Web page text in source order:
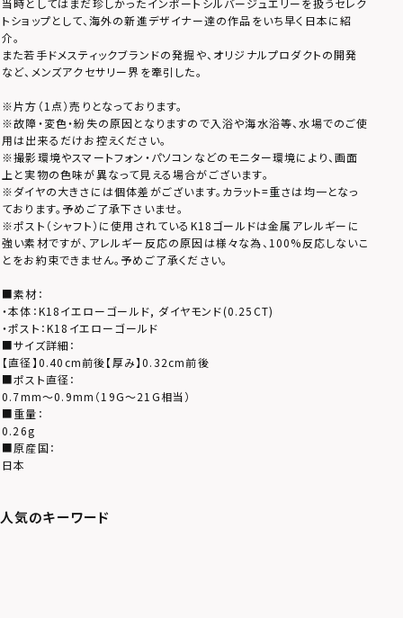
トショップとして、海外の新進デザイナー達の作品をいち早く日本に紹
介。
また若手ドメスティックブランドの発掘や、オリジナルプロダクトの開発
など、メンズアクセサリー界を牽引した。
※片方（1点）売りとなっております。
※故障・変色・紛失の原因となりますので入浴や海水浴等、水場でのご使
用は出来るだけお控えください。
※撮影環境やスマートフォン・パソコンなどのモニター環境により、画面
上と実物の色味が異なって見える場合がございます。
※ダイヤの大きさには個体差がございます。カラット=重さは均一となっ
ております。予めご了承下さいませ。
※ポスト（シャフト）に使用されているK18ゴールドは金属アレルギーに
強い素材ですが、アレルギー反応の原因は様々な為、100%反応しないこ
とをお約束できません。予めご了承ください。
■素材：
・本体：K18イエローゴールド, ダイヤモンド(0.25CT)
・ポスト：K18イエローゴールド
■サイズ詳細：
【直径】0.40cm前後【厚み】0.32cm前後
■ポスト直径：
0.7mm～0.9mm（19G～21G相当）
■重量：
0.26g
■原産国：
日本